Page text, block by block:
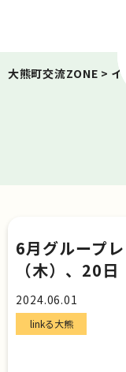
大熊町交流ZONE > イ
6月グループ
（木）、20
2024.06.01
linkる大熊